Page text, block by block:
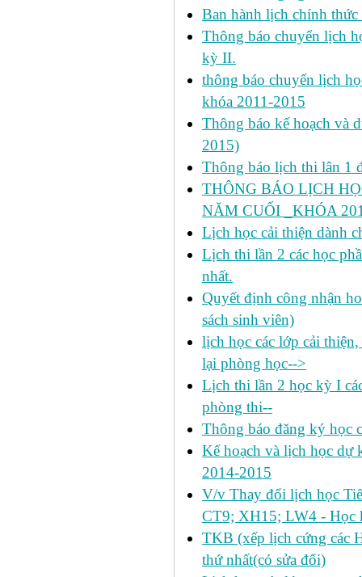
Ban hành lịch chính
Thông báo chuyển lịch
kỳ II.
thông báo chuyển lịch
khóa 2011-2015
Thông báo kế hoạch và
2015)
Thông báo lịch thi lân 1
THÔNG BÁO LỊCH
NĂM CUỐI _KHÓA
Lịch học cải thiện dành
Lịch thi lần 2 các học
nhất.
Quyết định công nhận
sách sinh viên)
lịch học các lớp cải
lại phòng học-->
Lịch thi lần 2 học kỳ I
phòng thi--
Thông báo đăng ký học
Kế hoạch và lịch học dự
2014-2015
V/v Thay đổi lịch học
CT9; XH15; LW4 - Học
TKB (xếp lịch cứng các
thứ nhất(có sửa đổi)